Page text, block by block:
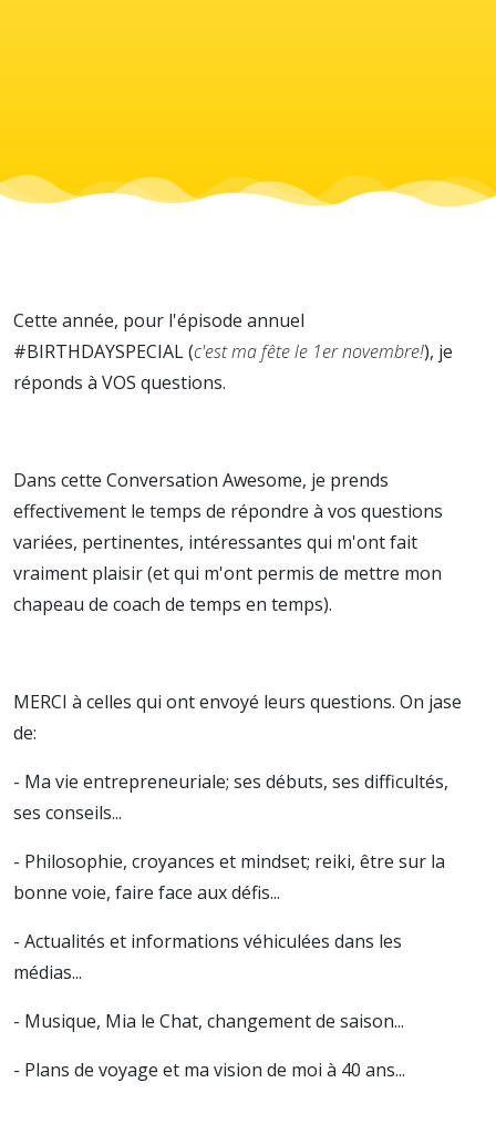
Cette année, pour l'épisode annuel
#BIRTHDAYSPECIAL (c'est ma fête le 1er novembre!), je
réponds à VOS questions.
Dans cette Conversation Awesome, je prends
effectivement le temps de répondre à vos questions
variées, pertinentes, intéressantes qui m'ont fait
vraiment plaisir (et qui m'ont permis de mettre mon
chapeau de coach de temps en temps).
MERCI à celles qui ont envoyé leurs questions. On jase
de:
- Ma vie entrepreneuriale; ses débuts, ses difficultés,
ses conseils...
- Philosophie, croyances et mindset; reiki, être sur la
bonne voie, faire face aux défis...
- Actualités et informations véhiculées dans les
médias...
- Musique, Mia le Chat, changement de saison...
- Plans de voyage et ma vision de moi à 40 ans...